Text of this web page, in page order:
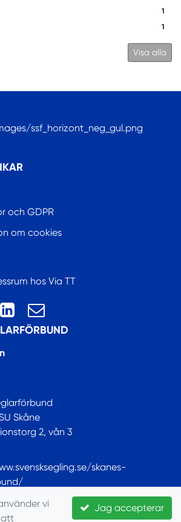
1
1
Visa alla
och GDPR
om cookies
hos Via TT
Skåne
2, vån 3
skanes-
Skanesseglarforbund
Jag accepterar
vi
att